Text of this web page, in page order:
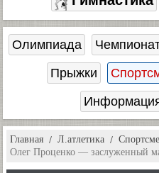
Олимпиада
Прыжки
Главная Л.атлетика
Олег Проценко — заслуженный